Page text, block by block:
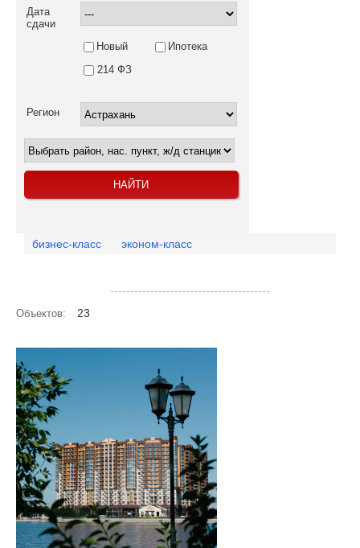
Дата
сдачи
Новый
Ипотека
214 ФЗ
Регион
бизнес-класс эконом-класс
Объектов: 23